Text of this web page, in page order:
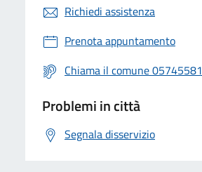
Richiedi assistenza
Prenota appuntamento
Chiama il comune 05745581
Problemi in città
Segnala disservizio